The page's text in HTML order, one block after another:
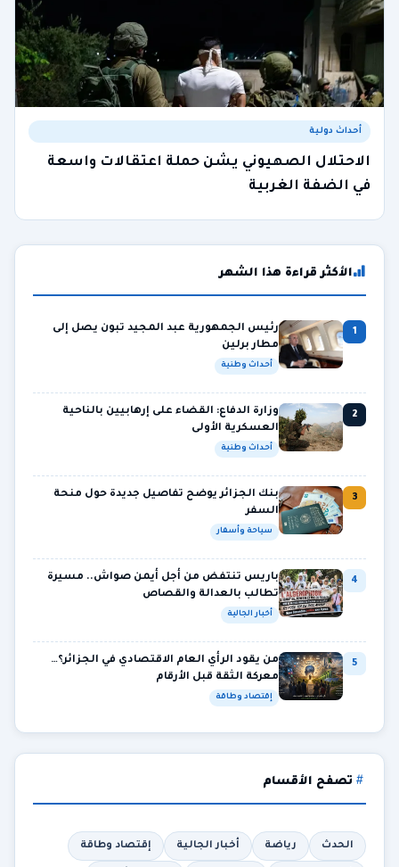
أحداث دولية
الاحتلال الصهيوني يشن حملة اعتقالات واسعة
في الضفة الغربية
الأكثر قراءة هذا الشهر
1
رئيس الجمهورية عبد المجيد تبون يصل إلى
مطار برلين
أحداث وطنية
2
وزارة الدفاع: القضاء على إرهابيين بالناحية
العسكرية الأولى
أحداث وطنية
3
بنك الجزائر يوضح تفاصيل جديدة حول منحة
السفر
سياحة وأسفار
4
باريس تنتفض من أجل أيمن صواش.. مسيرة
تطالب بالعدالة والقصاص
أخبار الجالية
5
من يقود الرأي العام الاقتصادي في الجزائر؟…
معركة الثقة قبل الأرقام
إقتصاد وطاقة
تصفح الأقسام
الحدث رياضة أخبار الجالية إقتصاد وطاقة